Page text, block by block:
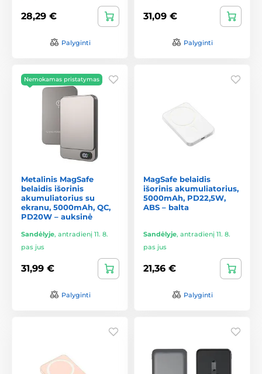
28,29 €
Palyginti
31,09 €
Palyginti
Nemokamas pristatymas
Metalinis MagSafe
belaidis išorinis
akumuliatorius su
ekranu, 5000mAh, QC,
PD20W – auksinė
Sandėlyje, antradienį 11. 8.
pas jus
31,99 €
Palyginti
MagSafe belaidis
išorinis akumuliatorius,
5000mAh, PD22,5W,
ABS – balta
Sandėlyje, antradienį 11. 8.
pas jus
21,36 €
Palyginti